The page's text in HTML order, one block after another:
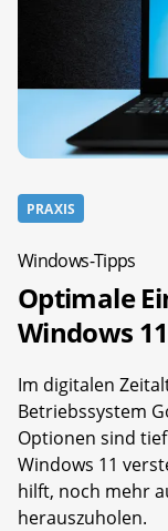
PRAXIS
Windows-Tipps
Optimale
Windows 11
Im digitalen
Betriebssystem
Optionen sind
Windows 11
hilft, noch mehr
herauszuholen.